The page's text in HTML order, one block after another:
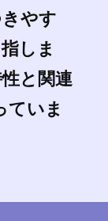
やす
しま
と関連
ていま